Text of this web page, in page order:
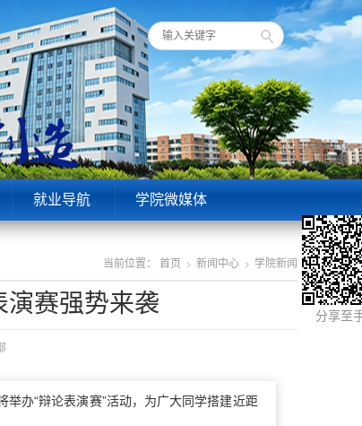
就业导航 学院微媒体
当前位置： 首页 新闻中心 学院新闻
分享至
演赛强势来袭
部
办“辩论表演赛”活动，为广大同学搭建近距